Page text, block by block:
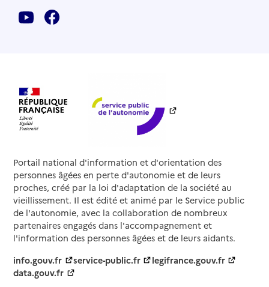
Portail national d'information et d'orientation des
personnes âgées en perte d'autonomie et de leurs
proches, créé par la loi d'adaptation de la société au
vieillissement. Il est édité et animé par le Service public
de l'autonomie, avec la collaboration de nombreux
partenaires engagés dans l'accompagnement et
l'information des personnes âgées et de leurs aidants.
info.gouv.fr
service-public.fr
legifrance.gouv.fr
data.gouv.fr